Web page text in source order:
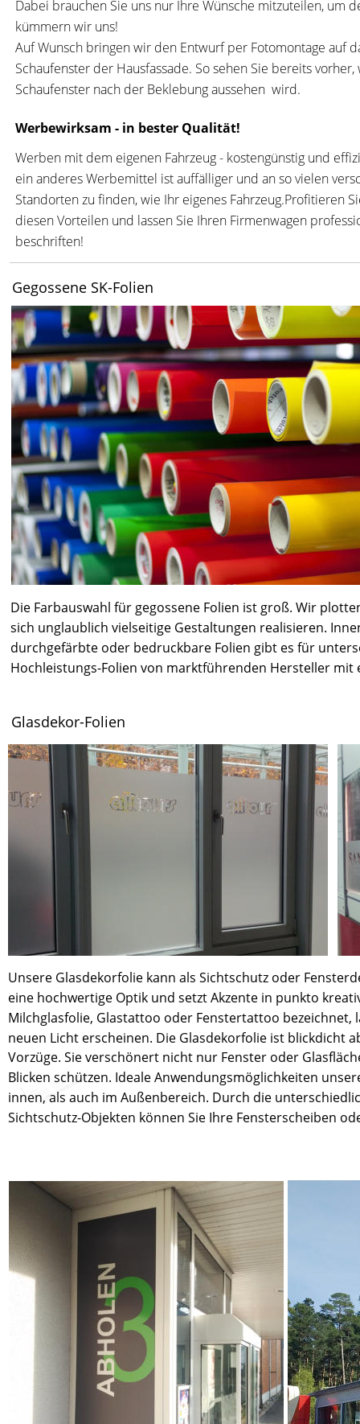
Dabei brauchen Sie uns nur Ihre Wünsche mitzuteilen, um
kümmern wir uns!
Auf Wunsch bringen wir den Entwurf per Fotomontage auf
Schaufenster der Hausfassade. So sehen Sie bereits
Schaufenster nach der Beklebung aussehen  wird.
Werbewirksam - in bester Qualität!
Werben mit dem eigenen Fahrzeug - kostengünstig und
ein anderes Werbemittel ist auffälliger und an so vielen
Standorten zu finden, wie Ihr eigenes Fahrzeug.Profitieren
diesen Vorteilen und lassen Sie Ihren Firmenwagen
beschriften!
Gegossene SK-Folien
Die Farbauswahl für gegossene Folien ist groß. Wir
sich unglaublich vielseitige Gestaltungen realisieren.
durchgefärbte oder bedruckbare Folien gibt es für
Hochleistungs-Folien von marktführenden Hersteller mit
Glasdekor-Folien
Unsere Glasdekorfolie kann als Sichtschutz oder
eine hochwertige Optik und setzt Akzente in punkto
Milchglasfolie, Glastattoo oder Fenstertattoo
neuen Licht erscheinen. Die Glasdekorfolie ist
Vorzüge. Sie verschönert nicht nur Fenster oder
Blicken schützen. Ideale Anwendungsmöglichkeiten
innen, als auch im Außenbereich. Durch die
Sichtschutz-Objekten können Sie Ihre Fensterscheiben